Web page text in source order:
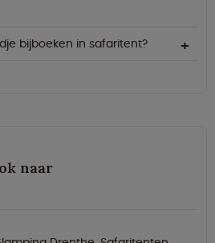
bijboeken in safaritent?
naar